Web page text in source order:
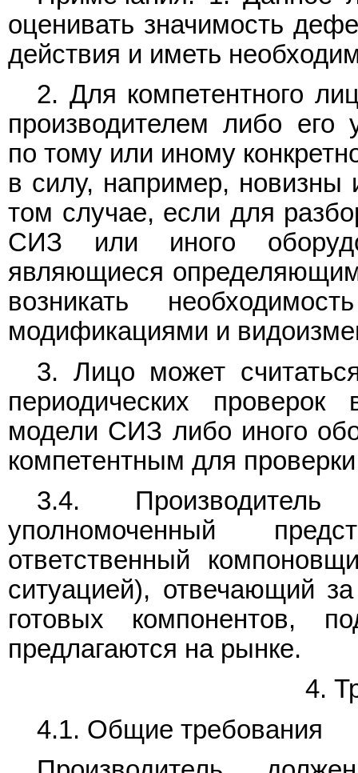
оценивать значимость
действия и иметь
2. Для компетентного
производителем либо его
по тому или иному
в силу, например, новизны
том случае, если для
СИЗ или иного
являющиеся
возникать
модификациями и
3. Лицо может
периодических
модели СИЗ либо иного
компетентным для
3.4. Производитель
уполномоченный
ответственный
ситуацией), отвечающий
готовых компонентов,
предлагаются на рынке.
4.
4.1. Общие требования